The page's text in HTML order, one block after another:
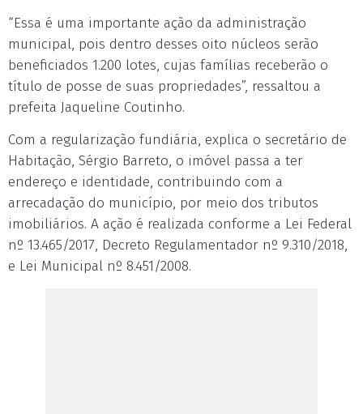
“Essa é uma importante ação da administração
municipal, pois dentro desses oito núcleos serão
beneficiados 1.200 lotes, cujas famílias receberão o
título de posse de suas propriedades”, ressaltou a
prefeita Jaqueline Coutinho.
Com a regularização fundiária, explica o secretário de
Habitação, Sérgio Barreto, o imóvel passa a ter
endereço e identidade, contribuindo com a
arrecadação do município, por meio dos tributos
imobiliários. A ação é realizada conforme a Lei Federal
nº 13.465/2017, Decreto Regulamentador nº 9.310/2018,
e Lei Municipal nº 8.451/2008.